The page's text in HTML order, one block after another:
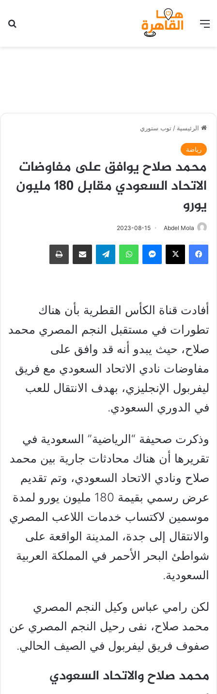
القائمة
الرئيسية / توب ستوري
رياضة
محمد صلاح يوافق على مفاوضات
الاتحاد السعودي مقابل 180 مليون
يورو
Abdel Mola
2023-08-15
فيسبوك ‫X ماسنجر واتساب تيلقرام مشاركة عبر البريد طباعة
أفادت قناة الكأس القطرية بأن هناك
تطورات في مستقبل النجم المصري محمد
صلاح، حيث يبدو أنه قد وافق على
مفاوضات نادي الاتحاد السعودي مع فريق
ليفربول الإنجليزي، بهدف الانتقال للعب
في الدوري السعودي.
وذكرت صحيفة “الرياضية” السعودية في
تقريرها أن هناك محادثات جارية بين محمد
صلاح ونادي الاتحاد السعودي، وتم تقديم
عرض رسمي بقيمة 180 مليون يورو لمدة
موسمين لاكتساب خدمات اللاعب المصري
والانتقال إلى جدة، المدينة الواقعة على
شواطئ البحر الأحمر في المملكة العربية
السعودية.
لكن رامي عباس وكيل النجم المصري
محمد صلاح، نفى رحيل النجم المصري عن
صفوف فريق ليفربول في الصيف الحالي.
محمد صلاح والاتحاد السعودي